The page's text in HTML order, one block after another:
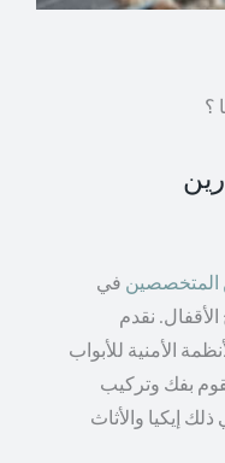
؟
المتخصصين في
نقدم
الأمنية للأبواب
بفك وتركيب
إيكيا والأثاث